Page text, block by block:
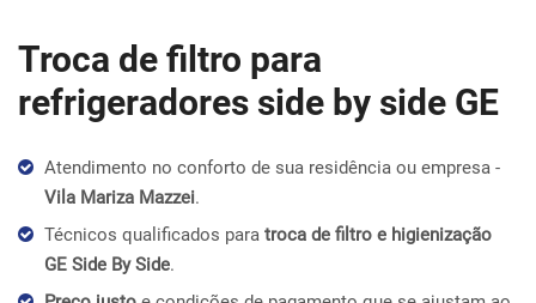
Troca de filtro para
refrigeradores side by side GE
Atendimento no conforto de sua residência ou empresa -
Vila Mariza Mazzei.
Técnicos qualificados para troca de filtro e higienização
GE Side By Side.